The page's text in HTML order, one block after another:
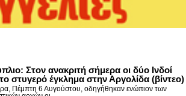
Στον ανακριτή σήμερα οι δύο Ινδοί
στυγερό έγκλημα στην Αργολίδα (βίντεο)
Πέμπτη 6 Αυγούστου, οδηγήθηκαν ενώπιον των